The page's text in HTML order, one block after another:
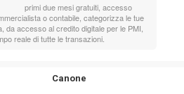
primi due mesi gratuiti, accesso
o contabile, categorizza le tue
da accesso al credito digitale per le PMI,
reale di tutte le transazioni.
Canone